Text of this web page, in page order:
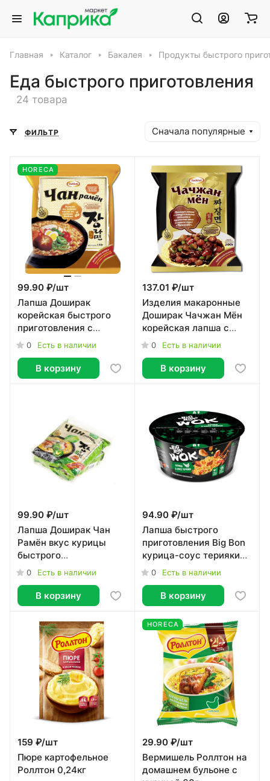
Главная Каталог Бакалея Продукты быстрого
Еда быстрого приготовления
24 товара
ФИЛЬТР Сначала популярные
HORECA
99.90 ₽/шт
Лапша Доширак
корейская быстрого
приготовления с
приправами "Чан
0 Есть в наличии
В корзину
137.01 ₽/шт
Изделия макаронные
Доширак Чачжан Мён
корейская лапша с
оригинальным соусом
0 Есть в наличии
В корзину
99.90 ₽/шт
Лапша Доширак Чан
Рамён вкус курицы
быстрого
приготовления, 120г
0 Есть в наличии
В корзину
94.90 ₽/шт
Лапша быстрого
приготовления Big Bon
курица-соус терияки
Wok, 85г
0 Есть в наличии
В корзину
159 ₽/шт
Пюре картофельное
Роллтон 0,24кг
HORECA
29.90 ₽/шт
Вермишель Роллтон на
домашнем бульоне с